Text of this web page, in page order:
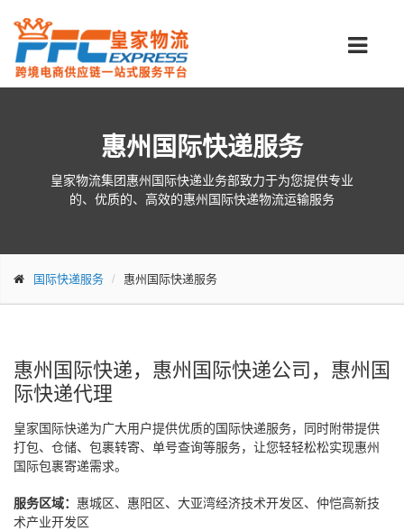
惠州国际快递服务
皇家物流集团惠州国际快递业务部致力于为您提供专业
的、优质的、高效的惠州国际快递物流运输服务
国际快递服务 惠州国际快递服务
惠州国际快递，惠州国际快递公司，惠州国
际快递代理
皇家国际快递为广大用户提供优质的国际快递服务，同时附带提供
打包、仓储、包裹转寄、单号查询等服务，让您轻轻松松实现惠州
国际包裹寄递需求。
服务区域： 惠城区、惠阳区、大亚湾经济技术开发区、仲恺高新技
术产业开发区